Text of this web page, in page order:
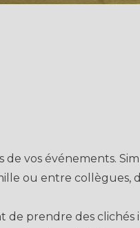
vos événements.
ou entre collègues,
prendre des clichés